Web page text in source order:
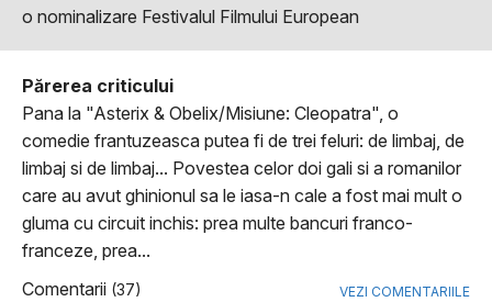
o nominalizare Festivalul Filmului European
Părerea criticului
Pana la "Asterix & Obelix/Misiune: Cleopatra", o
comedie frantuzeasca putea fi de trei feluri: de limbaj, de
limbaj si de limbaj... Povestea celor doi gali si a romanilor
care au avut ghinionul sa le iasa-n cale a fost mai mult o
gluma cu circuit inchis: prea multe bancuri franco-
franceze, prea...
Comentarii (37) VEZI COMENTARIILE